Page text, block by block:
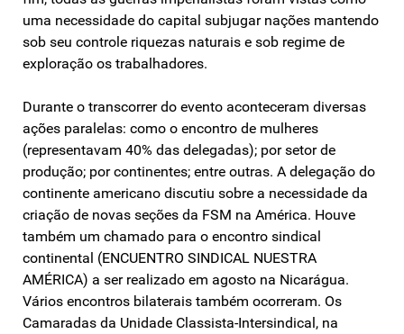
uma necessidade do capital subjugar nações mantendo
sob seu controle riquezas naturais e sob regime de
exploração os trabalhadores.
Durante o transcorrer do evento aconteceram diversas
ações paralelas: como o encontro de mulheres
(representavam 40% das delegadas); por setor de
produção; por continentes; entre outras. A delegação do
continente americano discutiu sobre a necessidade da
criação de novas seções da FSM na América. Houve
também um chamado para o encontro sindical
continental (ENCUENTRO SINDICAL NUESTRA
AMÉRICA) a ser realizado em agosto na Nicarágua.
Vários encontros bilaterais também ocorreram. Os
Camaradas da Unidade Classista-Intersindical, na